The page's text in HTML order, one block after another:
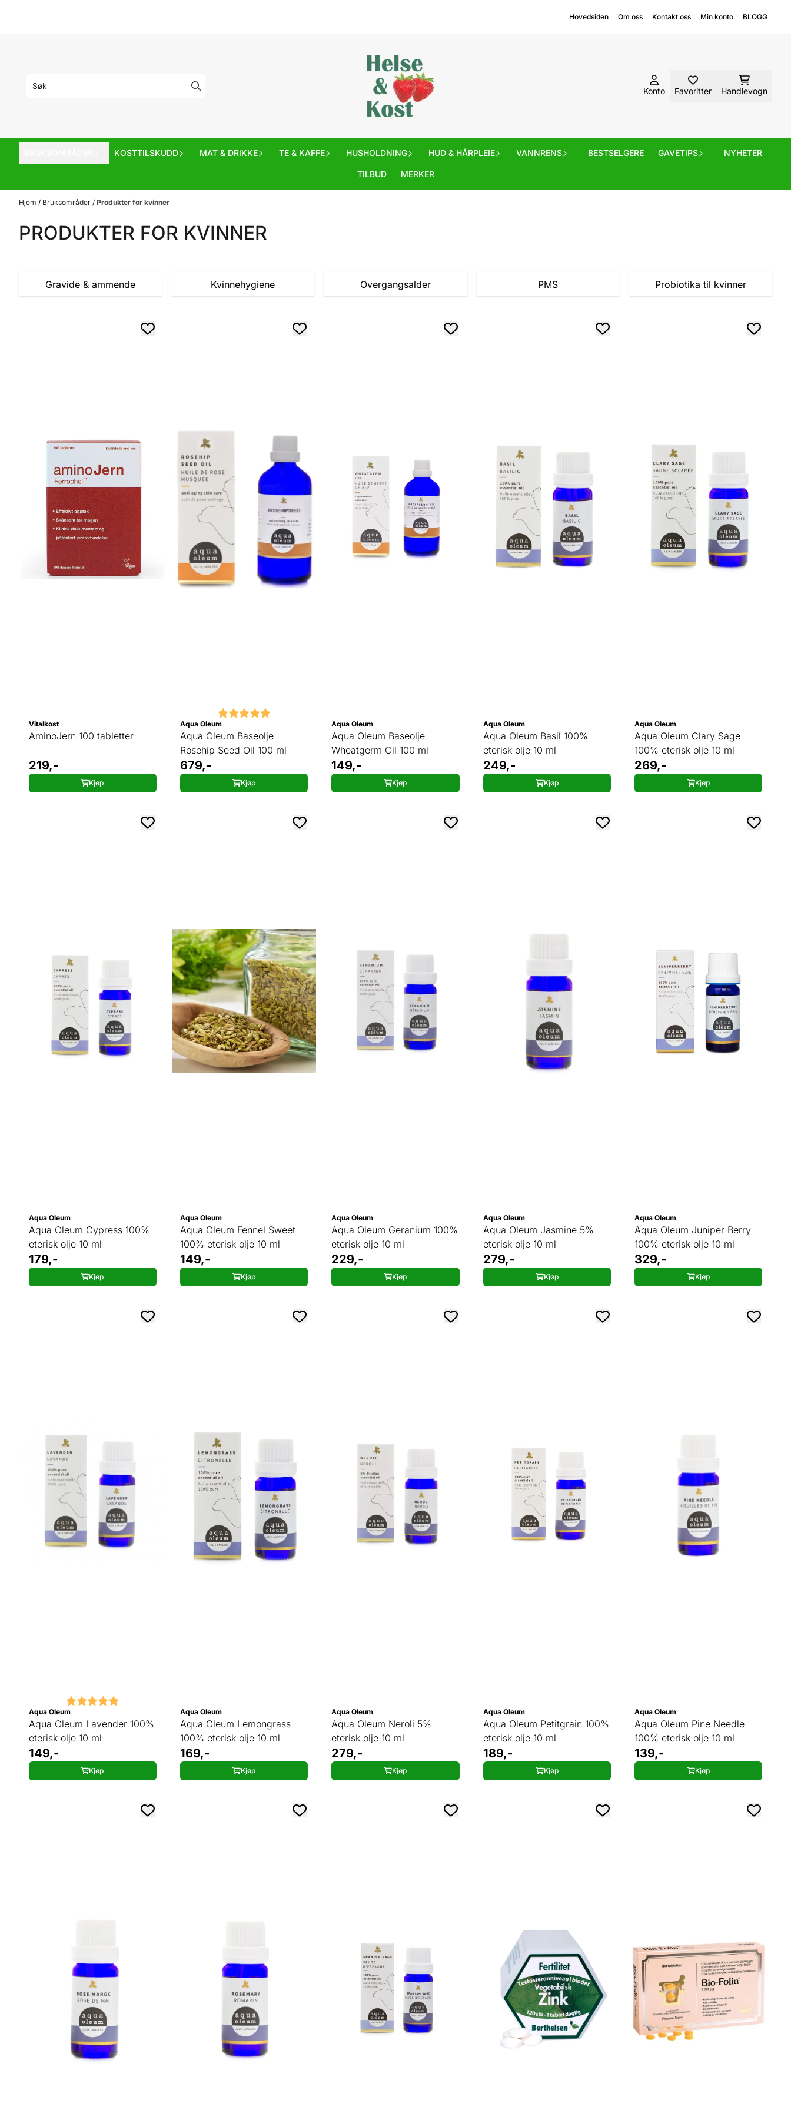
Hovedsiden Om oss Kontakt oss Min konto BLOGG
Konto Favoritter Handlevogn
KOSTTILSKUDD MAT & DRIKKE TE & KAFFE HUSHOLDNING HUD & HÅRPLEIE VANNRENS BESTSELGERE GAVETIPS NYHETER
TILBUD MERKER
Hjem / Bruksområder / Produkter for kvinner
PRODUKTER FOR KVINNER
Gravide & ammende Kvinnehygiene Overgangsalder PMS Probiotika til kvinner
Vitalkost
AminoJern 100 tabletter
219,-
Kjøp
Karakter: 5.0 av 5 mulige
Aqua Oleum
Aqua Oleum Baseolje
Rosehip Seed Oil 100 ml
679,-
Kjøp
Aqua Oleum
Aqua Oleum Baseolje
Wheatgerm Oil 100 ml
149,-
Kjøp
Aqua Oleum
Aqua Oleum Basil 100%
eterisk olje 10 ml
249,-
Kjøp
Aqua Oleum
Aqua Oleum Clary Sage
100% eterisk olje 10 ml
269,-
Kjøp
Aqua Oleum
Aqua Oleum Cypress 100%
eterisk olje 10 ml
179,-
Kjøp
Aqua Oleum
Aqua Oleum Fennel Sweet
100% eterisk olje 10 ml
149,-
Kjøp
Aqua Oleum
Aqua Oleum Geranium 100%
eterisk olje 10 ml
229,-
Kjøp
Aqua Oleum
Aqua Oleum Jasmine 5%
eterisk olje 10 ml
279,-
Kjøp
Aqua Oleum
Aqua Oleum Juniper Berry
100% eterisk olje 10 ml
329,-
Kjøp
Karakter:
Aqua Oleum
Aqua Oleum Lavender 100%
eterisk olje 10 ml
149,-
Kjøp
Aqua Oleum
Aqua Oleum Lemongrass
100% eterisk olje 10 ml
169,-
Kjøp
Aqua Oleum
Aqua Oleum Neroli 5%
eterisk olje 10 ml
279,-
Kjøp
Aqua Oleum
Aqua Oleum Petitgrain 100%
eterisk olje 10 ml
189,-
Kjøp
Aqua Oleum
Aqua Oleum Pine Needle
100% eterisk olje 10 ml
139,-
Kjøp